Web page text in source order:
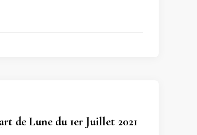
de Lune du 1er Juillet 2021